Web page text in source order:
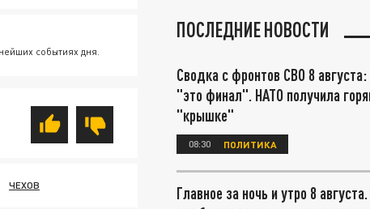
событиях дня.
ЧЕХОВ
ПОСЛЕДНИЕ НОВОСТИ
Сводка с фронтов СВО 8
"это финал". НАТО получила
"крышке"
08:30 ПОЛИТИКА
Главное за ночь и утро 8